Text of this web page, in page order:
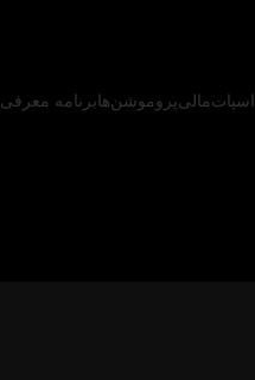
اسپاتمالیپروموشن‌هابرنامه معرفی